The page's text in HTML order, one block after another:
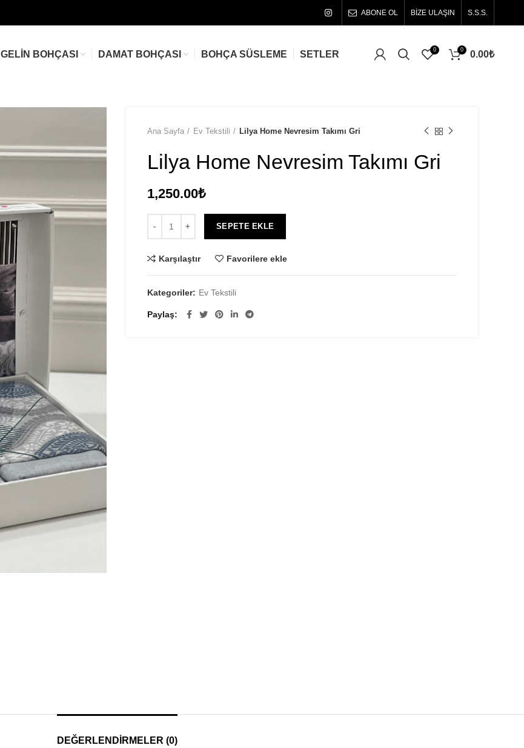
ABONE OL BİZE ULAŞIN S.S.S.
GELIN BOHÇASI DAMAT BOHÇASI BOHÇA SÜSLEME SETLER 0 0 0.00₺
Ana Sayfa Ev Tekstili Lilya Home Nevresim Takımı Gri
Lilya Home Nevresim Takımı Gri
1,250.00₺
SEPETE EKLE
Karşılaştır Favorilere ekle
Kategoriler: Ev Tekstili
Paylaş
DEĞERLENDIRMELER (0)